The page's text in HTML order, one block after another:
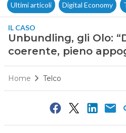
Ultimi articoli Digital Economy
IL CASO
Unbundling, gli Olo:
coerente, pieno
Home Telco